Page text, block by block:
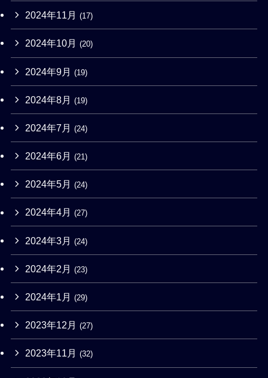
2024年11月 (17)
2024年10月 (20)
2024年9月 (19)
2024年8月 (19)
2024年7月 (24)
2024年6月 (21)
2024年5月 (24)
2024年4月 (27)
2024年3月 (24)
2024年2月 (23)
2024年1月 (29)
2023年12月 (27)
2023年11月 (32)